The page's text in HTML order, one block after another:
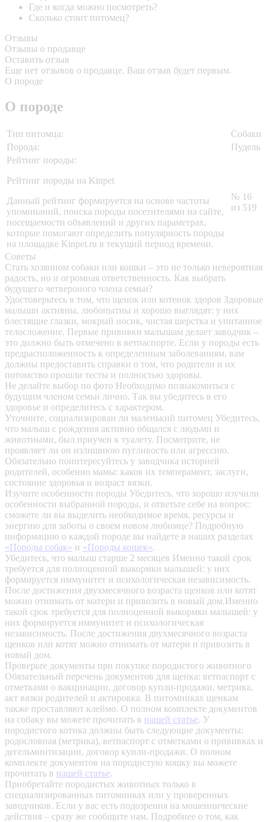
Где и когда можно посмотреть?
Сколько стоит питомец?
Отзывы
Отзывы о продавце
Оставить отзыв
Еще нет отзывов о продавце. Ваш отзыв будет первым.
О породе
О породе
Тип питомца:
Собаки
Порода:
Пудель
Рейтинг породы:
Рейтинг породы на Kinpet
Данный рейтинг формируется на основе частоты
упоминаний, поиска породы посетителями на сайте,
посещаемости объявлений и других параметрах,
которые помогают определить популярность породы
на площадке Kinpet.ru в текущий период времени.
№ 16
из 519
Советы
Стать хозяином собаки или кошки – это не только невероятная
радость, но и огромная ответственность. Как выбрать
будущего четвероного члена семьи?
Удостоверьтесь в том, что щенок или котенок здоров Здоровые
малыши активны, любопытны и хорошо выглядят: у них
блестящие глазки, мокрый носик, чистая шерстка и упитанное
телосложение. Первые прививки малышам делает заводчик –
это должно быть отмечено в ветпаспорте. Если у породы есть
предрасположенность к определенным заболеваниям, вам
должны предоставить справки о том, что родители и их
потомство прошли тесты и полностью здоровы.
Не делайте выбор по фото Необходимо познакомиться с
будущим членом семьи лично. Так вы убедитесь в его
здоровье и определитесь с характером.
Уточните, социализирован ли маленький питомец Убедитесь,
что малыш с рождения активно общался с людьми и
животными, был приучен к туалету. Посмотрите, не
проявляет ли он излишнюю пугливость или агрессию.
Обязательно поинтересуйтесь у заводчика историей
родителей, особенно мамы: каков их темперамент, заслуги,
состояние здоровья и возраст вязки.
Изучите особенности породы Убедитесь, что хорошо изучили
особенности выбранной породы, и ответьте себе на вопрос:
сможете ли вы выделить необходимое время, ресурсы и
энергию для заботы о своем новом любимце? Подробную
информацию о каждой породе вы найдете в наших разделах
«Породы собак» и «Породы кошек».
Убедитесь, что малыш старше 2 месяцев Именно такой срок
требуется для полноценной выкормки малышей: у них
формируется иммунитет и психологическая независимость.
После достижения двухмесячного возраста щенков или котят
можно отнимать от матери и привозить в новый дом.Именно
такой срок требуется для полноценной выкормки малышей: у
них формируется иммунитет и психологическая
независимость. После достижения двухмесячного возраста
щенков или котят можно отнимать от матери и привозить в
новый дом.
Проверьте документы при покупке породистого животного
Обязательный перечень документов для щенка: ветпаспорт с
отметками о вакцинации, договор купли-продажи, метрика,
акт вязки родителей и актировка. В питомниках щенкам
также проставляют клеймо. О полном комплекте документов
на собаку вы можете прочитать в нашей статье. У
породистого котика должны быть следующие документы:
родословная (метрика), ветпаспорт с отметками о прививках и
дегельминтизации, договор купли-продажи. О полном
комплекте документов на породистую кошку вы можете
прочитать в нашей статье.
Приобретайте породистых животных только в
специализированных питомниках или у проверенных
заводчиков. Если у вас есть подозрения на мошеннические
действия – сразу же сообщите нам. Подробнее о том, как